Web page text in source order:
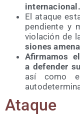
internacional.
El ata­que
pen­dien­te y
vio­la­ción de
sio­nes
Afir­ma­mos
a defen­der
así como
Ata­que